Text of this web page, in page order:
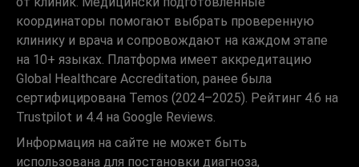
координаторы помогают выбрать проверенную
клинику и врача и сопровождают на каждом этапе
на 10+ языках. Платформа имеет аккредитацию
Global Healthcare Accreditation, ранее была
сертифицирована Temos (2024–2025). Рейтинг 4.6 на
Trustpilot и 4.4 на Google Reviews.
Информация на сайте не может быть
использована для постановки диагноза,